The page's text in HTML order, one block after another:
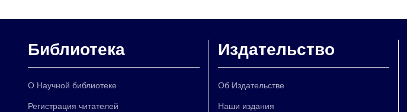
Библиотека
О Научной библиотеке
Регистрация читателей
Издательство
Об Издательстве
Наши издания